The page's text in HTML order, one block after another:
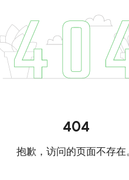
404
抱歉，访问的页面不存在